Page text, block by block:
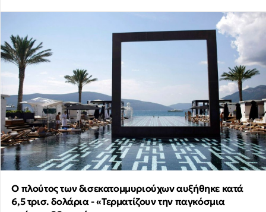
Ο πλούτος των δισεκατομμυριούχων αυξήθηκε κατά
6,5 τρισ. δολάρια - «Τερματίζουν την παγκόσμια